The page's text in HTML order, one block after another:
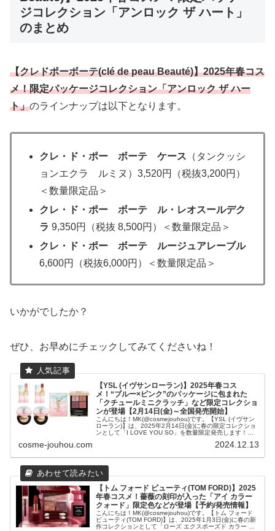
ジコレクション「アンロック ザ ハート」
のまとめ
【クレドポーボーテ(clé de peau Beauté)】2025年春コス
メ！限定パッケージコレクション「アンロック ザ ハー
ト」のラインナップは以下となります。
クレ・ド・ポー ボーテ ケース （タンクッシ
ョンエクラ ルミヌ）3,520円（税抜3,200円）
＜数量限定品＞
クレ・ド・ポー ボーテ ル・レオスールデク
ラ 9,350円（税抜 8,500円）＜数量限定品＞
クレ・ド・ポー ボーテ ルージュアレーブル
6,600円（税抜6,000円）＜数量限定品＞
いかがでしたか？
ぜひ、お早めにチェックしてみてくださいね！
【YSL (イヴサンローラン)】2025年春コス
メ！“ブルー×ピンク”のパッケージに包まれた
「クチュールミニクラッチ」など限定コレクショ
ンが登場【2月14日(金)～全国発売開始】
こんにちは！MK(@cosmejouhou)です。【YSL (イヴサン
ローラン)】は、2025年2月14日(金)に春の限定コレクショ
ンとして「I LOVE YOU SO」を数量限定発売します！と
cosme-jouhou.com 2024.12.13
【トム フォード ビューティ(TOM FORD)】2025
年春コスメ！薔薇の刻印が入った「アイ カラー
クォード」限定色などが登場【予約/発売情報】
こんにちは！MK(@cosmejouhou)です。【トム フォード
ビューティ(TOM FORD)】は、2025年1月3日(金)に春の新
作コレクションとして「ローズ エクスポーズド カラー コ